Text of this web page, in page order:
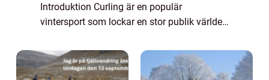
Introduktion Curling är en populär
vintersport som lockar en stor publik världen
grundlig och omfattande översikt...